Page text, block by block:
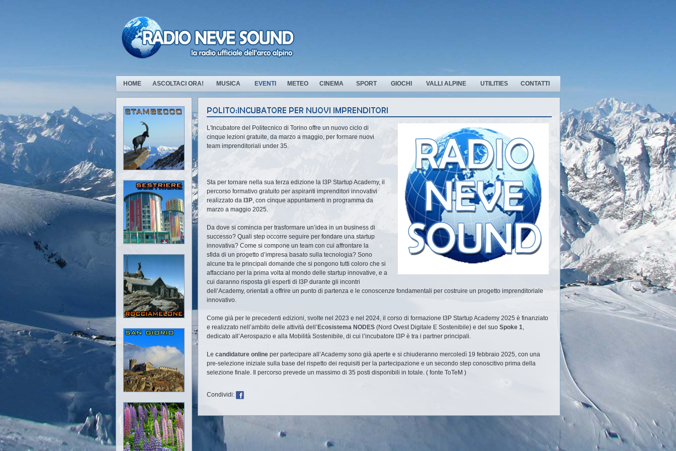
HOME ASCOLTACI ORA! MUSICA EVENTI METEO CINEMA SPORT GIOCHI VALLI ALPINE UTILITIES CONTATTI
L'Incubatore del Politecnico di Torino offre un nuovo ciclo di
cinque lezioni gratuite, da marzo a maggio, per formare nuovi
team imprenditoriali under 35.
Sta per tornare nella sua terza edizione la I3P Startup Academy, il
percorso formativo gratuito per aspiranti imprenditori innovativi
realizzato da I3P, con cinque appuntamenti in programma da
marzo a maggio 2025.
Da dove si comincia per trasformare un’idea in un business di
successo? Quali step occorre seguire per fondare una startup
innovativa? Come si compone un team con cui affrontare la
sfida di un progetto d’impresa basato sulla tecnologia? Sono
alcune tra le principali domande che si pongono tutti coloro che si
affacciano per la prima volta al mondo delle startup innovative, e a
cui daranno risposta gli esperti di I3P durante gli incontri
dell’Academy, orientati a offrire un punto di partenza e le conoscenze fondamentali per costruire un progetto imprenditoriale
innovativo.
Come già per le precedenti edizioni, svolte nel 2023 e nel 2024, il corso di formazione I3P Startup Academy 2025 è finanziato
e realizzato nell’ambito delle attività dell’ Ecosistema NODES (Nord Ovest Digitale E Sostenibile) e del suo Spoke 1,
dedicato all’Aerospazio e alla Mobilità Sostenibile, di cui l’incubatore I3P è tra i partner principali.
Le candidature online per partecipare all’Academy sono già aperte e si chiuderanno mercoledì 19 febbraio 2025, con una
pre-selezione iniziale sulla base del rispetto dei requisiti per la partecipazione e un secondo step conoscitivo prima della
selezione finale. Il percorso prevede un massimo di 35 posti disponibili in totale. ( fonte ToTeM )
Condividi: